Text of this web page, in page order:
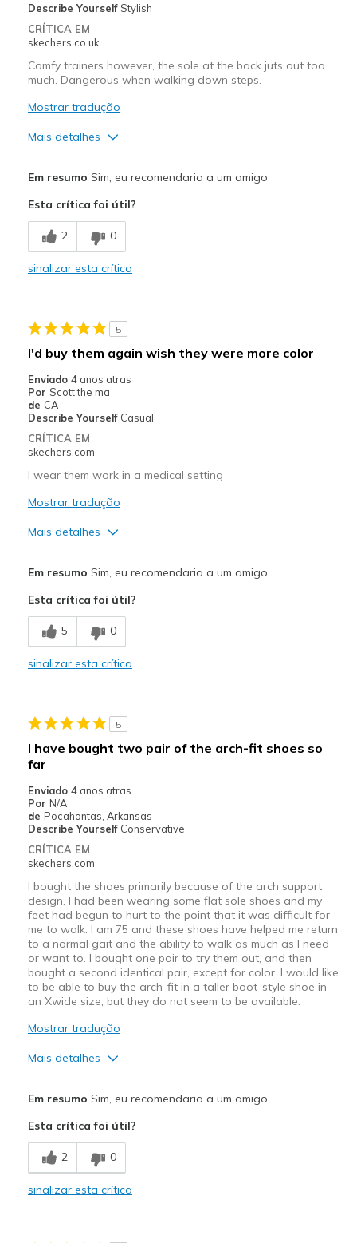
Describe Yourself Stylish
CRÍTICA EM
skechers.co.uk
Comfy trainers however, the sole at the back juts out too
much. Dangerous when walking down steps.
Mostrar tradução
Mais detalhes
Melhores utilizações
Casual Wear
View On Shoes
I'm Into Shoes
Em resumo Sim, eu recomendaria a um amigo
Esta crítica foi útil?
2 0
sinalizar esta crítica
5
I'd buy them again wish they were more color
Enviado 4 anos atras
Por Scott the ma
de CA
Describe Yourself Casual
CRÍTICA EM
skechers.com
I wear them work in a medical setting
Mostrar tradução
Mais detalhes
Comfortable
Melhores utilizações
Casual Wear
Sizing
Feels true to size
Em resumo Sim, eu recomendaria a um amigo
Esta crítica foi útil?
5 0
sinalizar esta crítica
5
I have bought two pair of the arch-fit shoes so
far
Enviado 4 anos atras
Por N/A
de Pocahontas, Arkansas
Describe Yourself Conservative
CRÍTICA EM
skechers.com
I bought the shoes primarily because of the arch support
design. I had been wearing some flat sole shoes and my
feet had begun to hurt to the point that it was difficult for
me to walk. I am 75 and these shoes have helped me return
to a normal gait and the ability to walk as much as I need
or want to. I bought one pair to try them out, and then
bought a second identical pair, except for color. I would like
to be able to buy the arch-fit in a taller boot-style shoe in
an Xwide size, but they do not seem to be available.
Mostrar tradução
Mais detalhes
Breathe Well
Comfortable
Em resumo Sim, eu recomendaria a um amigo
Esta crítica foi útil?
2 0
sinalizar esta crítica